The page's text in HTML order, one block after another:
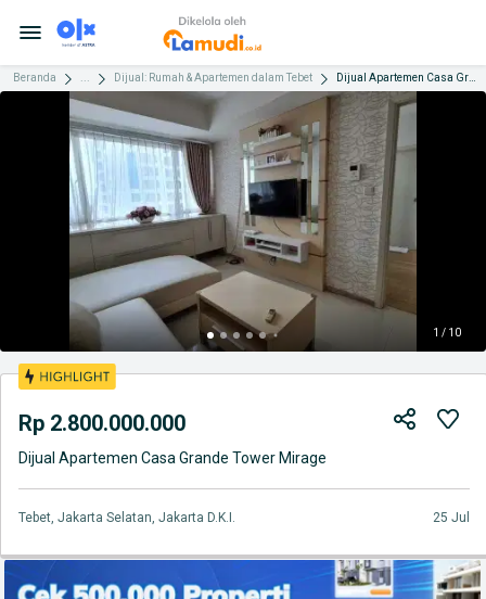
Beranda Dijual: Rumah & Apartemen dalam Tebet
1 / 10
Rp 2.800.000.000
Dijual Apartemen Casa Grande Tower Mirage
Tebet, Jakarta Selatan, Jakarta D.K.I. 25 Jul